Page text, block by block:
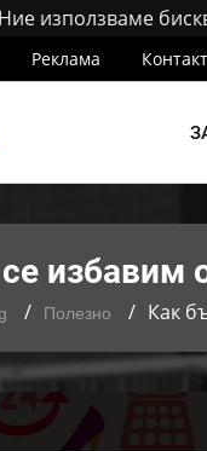
Ние използваме
Реклама
избавим
Полезно Как